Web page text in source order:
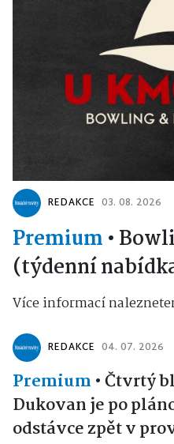
REDAKCE 03. 08. 2026
Premium •
(týdenní
Více informací
REDAKCE 04. 07. 2026
Premium •Čtvrtý
Dukovan je po
odstávce zpět v